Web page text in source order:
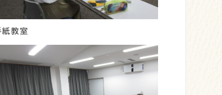
紙教室